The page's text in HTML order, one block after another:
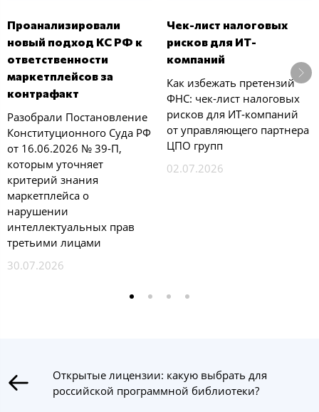
Проанализировали
новый подход КС РФ к
ответственности
маркетплейсов за
контрафакт
Разобрали Постановление
Конституционного Суда РФ
от 16.06.2026 № 39-П,
которым уточняет
критерий знания
маркетплейса о
нарушении
интеллектуальных прав
третьими лицами
30.07.2026
Чек-лист налоговых
рисков для ИТ-
компаний
Как избежать претензий
ФНС: чек‑лист налоговых
рисков для ИТ‑компаний
от управляющего партнера
ЦПО групп
02.07.2026
Открытые лицензии: какую выбрать для
российской программной библиотеки?